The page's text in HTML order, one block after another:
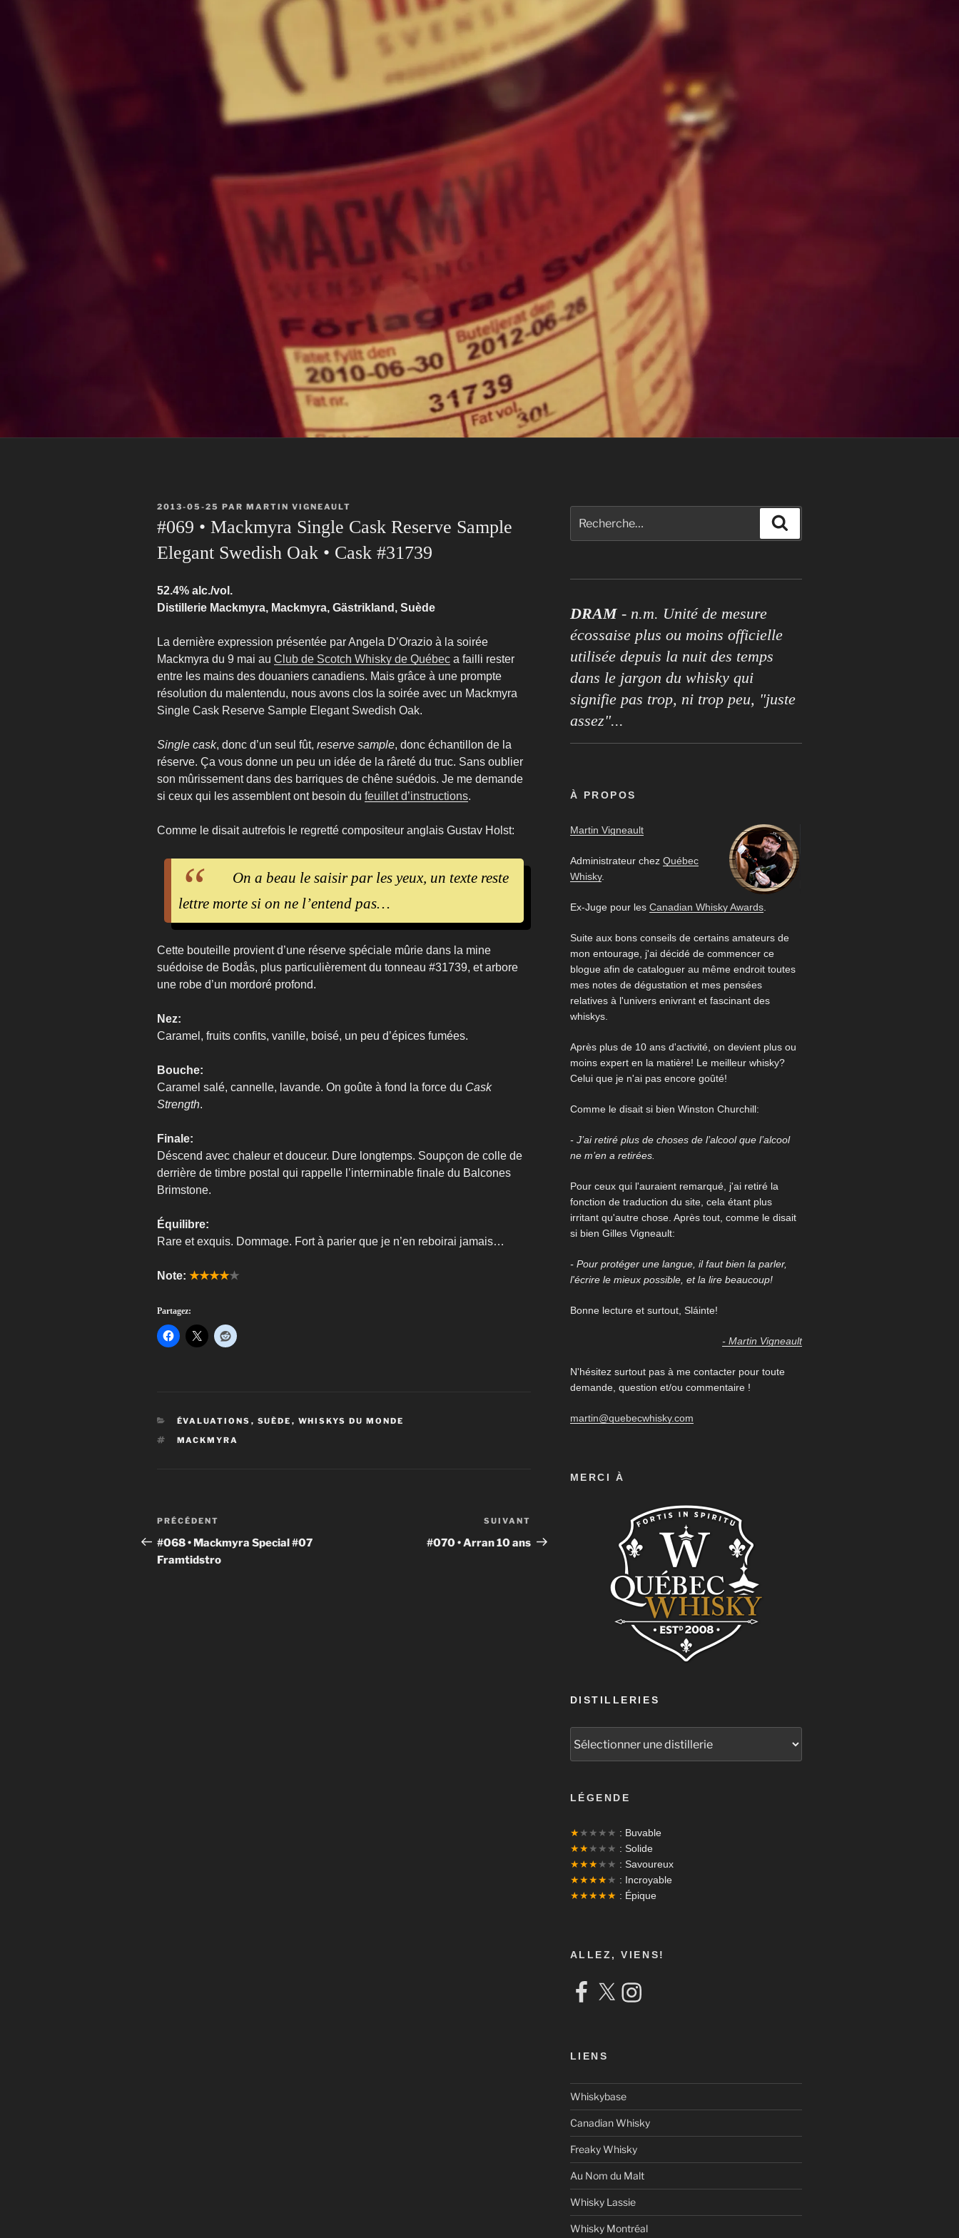
PUBLIÉ
2013-05-25 PAR MARTIN VIGNEAULT
#069 • Mackmyra Single Cask Reserve Sample
Elegant Swedish Oak • Cask #31739
52.4% alc./vol.
Distillerie Mackmyra, Mackmyra, Gästrikland, Suède
La dernière expression présentée par Angela D’Orazio à la soirée
Mackmyra du 9 mai au Club de Scotch Whisky de Québec a failli rester
entre les mains des douaniers canadiens. Mais grâce à une prompte
résolution du malentendu, nous avons clos la soirée avec un Mackmyra
Single Cask Reserve Sample Elegant Swedish Oak.
Single cask, donc d’un seul fût, reserve sample, donc échantillon de la
réserve. Ça vous donne un peu un idée de la râreté du truc. Sans oublier
son mûrissement dans des barriques de chêne suédois. Je me demande
si ceux qui les assemblent ont besoin du feuillet d’instructions.
Comme le disait autrefois le regretté compositeur anglais Gustav Holst:
On a beau le saisir par les yeux, un texte reste
lettre morte si on ne l’entend pas…
Cette bouteille provient d’une réserve spéciale mûrie dans la mine
suédoise de Bodås, plus particulièrement du tonneau #31739, et arbore
une robe d’un mordoré profond.
Nez:
Caramel, fruits confits, vanille, boisé, un peu d’épices fumées.
Bouche:
Caramel salé, cannelle, lavande. On goûte à fond la force du Cask
Strength.
Finale:
Déscend avec chaleur et douceur. Dure longtemps. Soupçon de colle de
derrière de timbre postal qui rappelle l’interminable finale du Balcones
Brimstone.
Équilibre:
Rare et exquis. Dommage. Fort à parier que je n’en reboirai jamais…
Note: ★★★★★
Partagez:
CATÉGORIES
ÉVALUATIONS , SUÈDE , WHISKYS DU MONDE
ÉTIQUETTES
MACKMYRA
Navigation
de
l'article
Article
précédent
PRÉCÉDENT
#068 • Mackmyra Special #07
Framtidstro
suivant
SUIVANT
#070 • Arran 10 ans
DRAM- n.m. Unité de mesure
écossaise plus ou moins officielle
utilisée depuis la nuit des temps
dans le jargon du whisky qui
signifie pas trop, ni trop peu, "juste
assez"...
À PROPOS
Martin Vigneault
Administrateur chez Québec
Whisky.
Ex-Juge pour les Canadian Whisky Awards.
Suite aux bons conseils de certains amateurs de
mon entourage, j'ai décidé de commencer ce
blogue afin de cataloguer au même endroit toutes
mes notes de dégustation et mes pensées
relatives à l'univers enivrant et fascinant des
whiskys.
Après plus de 10 ans d'activité, on devient plus ou
moins expert en la matière! Le meilleur whisky?
Celui que je n'ai pas encore goûté!
Comme le disait si bien Winston Churchill:
- J’ai retiré plus de choses de l’alcool que l’alcool
ne m’en a retirées.
Pour ceux qui l'auraient remarqué, j'ai retiré la
fonction de traduction du site, cela étant plus
irritant qu'autre chose. Après tout, comme le disait
si bien Gilles Vigneault:
- Pour protéger une langue, il faut bien la parler,
l'écrire le mieux possible, et la lire beaucoup!
Bonne lecture et surtout, Sláinte!
- Martin Vigneault
N'hésitez surtout pas à me contacter pour toute
demande, question et/ou commentaire !
martin@quebecwhisky.com
MERCI À
DISTILLERIES
LÉGENDE
★★★★★ : Buvable
★★★★★ : Solide
★★★★★ : Savoureux
★★★★★ : Incroyable
★★★★★ : Épique
ALLEZ, VIENS!
Facebook
X Instagram
LIENS
Whiskybase
Canadian Whisky
Freaky Whisky
Au Nom du Malt
Whisky Lassie
Whisky Montréal